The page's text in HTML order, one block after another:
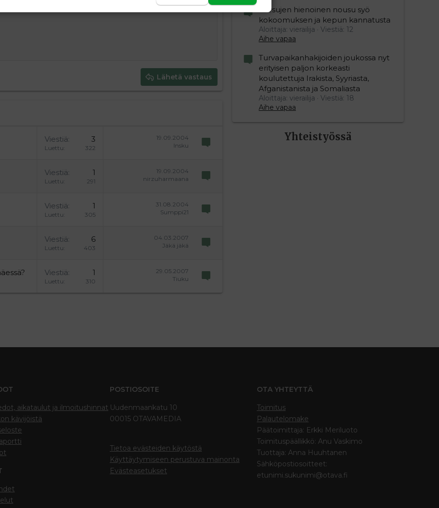
Laajennettuun editoriin…Kumoa
Laajennettuun editoriin…
Esikatsele
Lähetä vastaus
Viestiä 3
Luettu 322
19.09.2004
Insku
Viestiä 1
Luettu 291
19.09.2004
nirzuharmaana
Viestiä 1
Luettu 305
31.08.2004
Sumppi21
Viestiä 6
Luettu 403
04.03.2007
Jäkä jäkä
Viestiä 1
Luettu 310
29.05.2007
Tiuku
Persujen hienoinen nousu syö
kokoomuksen ja kepun kannatusta
Aloittaja: vierailija
Viestiä: 12
Aihe vapaa
Turvapaikanhakijoiden joukossa nyt
erityisen paljon korkeasti
koulutettuja Irakista, Syyriasta,
Afganistanista ja Somaliasta
Aloittaja: vierailija
Viestiä: 18
Aihe vapaa
Yhteistyössä
aikataulut ja ilmoitushinnat
kävijöistä
POSTIOSOITE
Uudenmaankatu 10
00015 OTAVAMEDIA
Tietoa evästeiden käytöstä
Käyttäytymiseen perustuva mainonta
Evästeasetukset
OTA YHTEYTTÄ
Toimitus
Palautelomake
Päätoimittaja: Erkki Meriluoto
Toimituspäällikkö: Anu Vaskimo
Tuottaja: Anna Huuhtanen
Sähköpostiosoitteet:
etunimi.sukunimi@otava.fi